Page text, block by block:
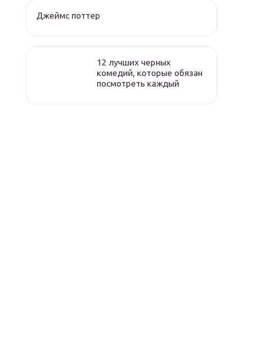
Джеймс поттер
12 лучших черных
комедий, которые обязан
посмотреть каждый